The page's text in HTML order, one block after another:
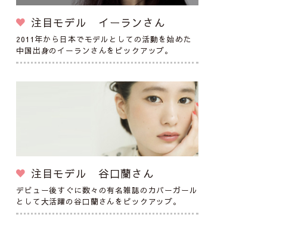
注目モデル イーランさん
2011年から日本でモデルとしての活動を始めた
中国出身のイーランさんをピックアップ。
注目モデル 谷口蘭さん
デビュー後すぐに数々の有名雑誌のカバーガール
として大活躍の谷口蘭さんをピックアップ。